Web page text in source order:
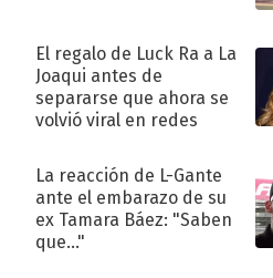
El regalo de Luck Ra a La
Joaqui antes de
separarse que ahora se
volvió viral en redes
La reacción de L-Gante
ante el embarazo de su
ex Tamara Báez: "Saben
que..."